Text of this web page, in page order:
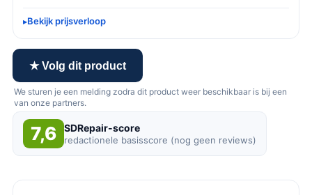
Bekijk prijsverloop
★ Volg dit product
We sturen je een melding zodra dit product weer beschikbaar is bij een
van onze partners.
7,6 SDRepair-score
redactionele basisscore (nog geen reviews)